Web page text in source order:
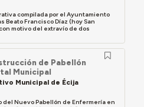
compilada por el Ayuntamiento
Beato Francisco Díaz (hoy San
motivo del extravío de dos
de Pabellón
Municipal
Municipal de Écija
Nuevo Pabellón de Enfermería en